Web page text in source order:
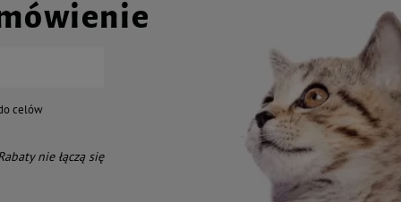
celów
nie łączą się